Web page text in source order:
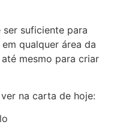
suficiente para
qualquer área da
mesmo para criar
na carta de hoje: